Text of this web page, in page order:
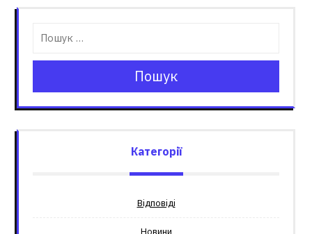
Пошук
Категорії
Відповіді
Новини